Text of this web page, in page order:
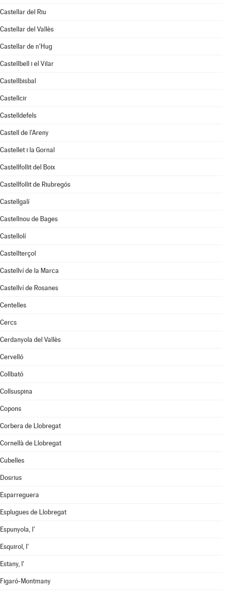
Castellar del Riu
Castellar del Vallès
Castellar de n'Hug
Castellbell i el Vilar
Castellbisbal
Castellcir
Castelldefels
Castell de l'Areny
Castellet i la Gornal
Castellfollit del Boix
Castellfollit de Riubregós
Castellgalí
Castellnou de Bages
Castellolí
Castellterçol
Castellví de la Marca
Castellví de Rosanes
Centelles
Cercs
Cerdanyola del Vallès
Cervelló
Collbató
Collsuspina
Copons
Corbera de Llobregat
Cornellà de Llobregat
Cubelles
Dosrius
Esparreguera
Esplugues de Llobregat
Espunyola, l'
Esquirol, l'
Estany, l'
Figaró-Montmany